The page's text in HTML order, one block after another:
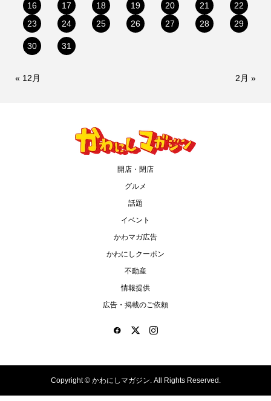
16
17 18 19 20 21
22
23
24 25 26 27 28 29
30 31
« 12月 2月 »
開店・閉店
グルメ
話題
イベント
かわマガ広告
かわにしクーポン
不動産
情報提供
広告・掲載のご依頼
Copyright ©かわにしマガジン. All Rights Reserved.